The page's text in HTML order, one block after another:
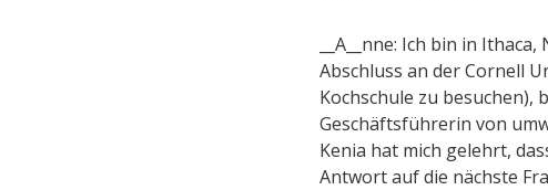
__A__nne: Ich bin in
Abschluss an der Cornell
Kochschule zu besuchen),
Geschäftsführerin von
Kenia hat mich gelehrt,
Antwort auf die nächste